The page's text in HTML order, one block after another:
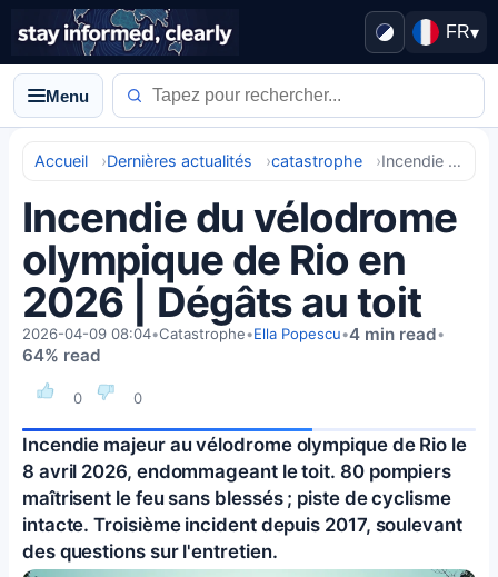
FR▾
Menu
Accueil Dernières actualités catastrophe Incendie du vélodrome olympique de Rio en 2026 | Dégâts au toit
Incendie du vélodrome
olympique de Rio en
2026 | Dégâts au toit
0 0
2026-04-09 08:04•Catastrophe•Ella Popescu•4 min read•
64% read
Incendie majeur au vélodrome olympique de Rio le
8 avril 2026, endommageant le toit. 80 pompiers
maîtrisent le feu sans blessés ; piste de cyclisme
intacte. Troisième incident depuis 2017, soulevant
des questions sur l'entretien.